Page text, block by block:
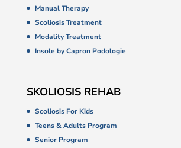
Manual Therapy
Scoliosis Treatment
Modality Treatment
Insole by Capron Podologie
SKOLIOSIS REHAB
Scoliosis For Kids
Teens & Adults Program
Senior Program